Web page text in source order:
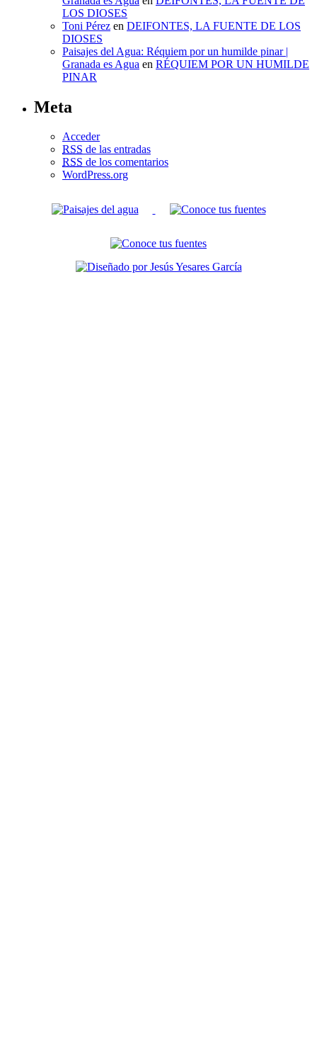
LOS DIOSES
Toni Pérez en DEIFONTES, LA FUENTE DE LOS
DIOSES
Paisajes del Agua: Réquiem por un humilde pinar |
Granada es Agua en RÉQUIEM POR UN HUMILDE
PINAR
Meta
Acceder
RSS de las entradas
RSS de los comentarios
WordPress.org